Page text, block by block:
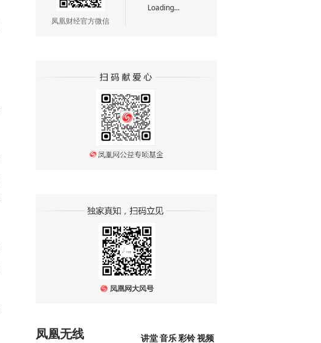
凤凰财经官方微信
Loading...
讲堂 音乐 彩铃 视频
凤凰无线